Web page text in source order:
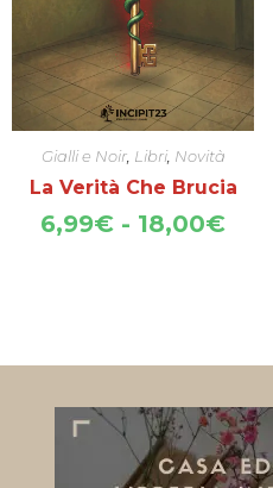
Gialli e Noir, Libri, Novità
La Verità Che Brucia
6,99€ - 18,00€